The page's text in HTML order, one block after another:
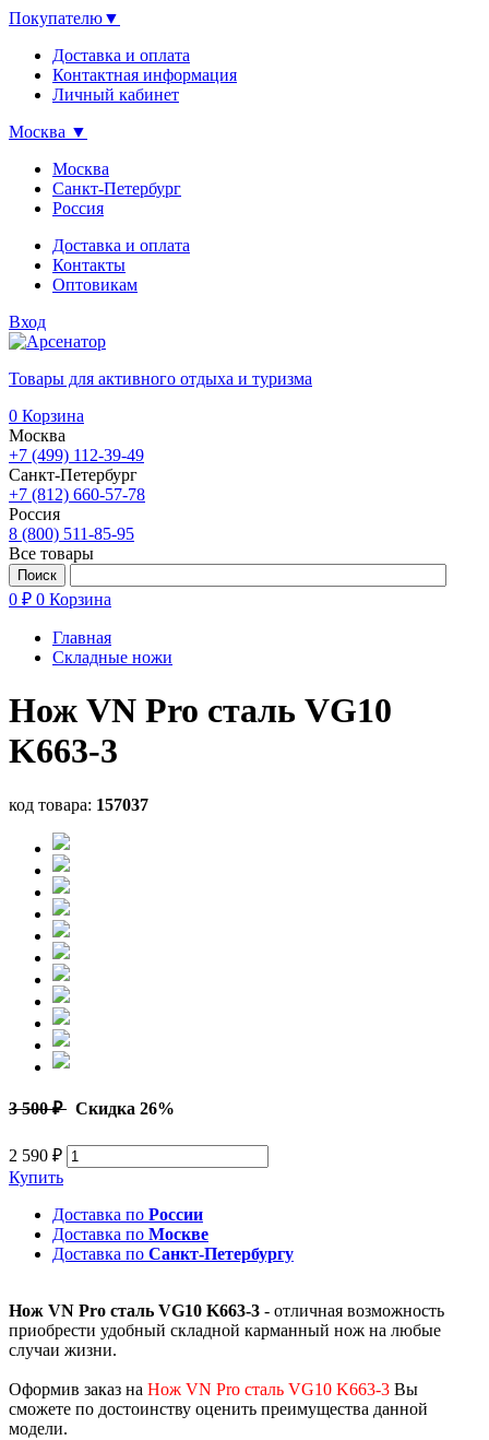
Покупателю▼
Доставка и оплата
Контактная информация
Личный кабинет
Москва ▼
Москва
Санкт-Петербург
Россия
Доставка и оплата
Контакты
Оптовикам
Вход
Товары для активного отдыха и туризма
0 Корзина
Москва
+7 (499) 112-39-49
Санкт-Петербург
+7 (812) 660-57-78
Россия
8 (800) 511-85-95
Все товары
0 ₽ 0 Корзина
Главная
Складные ножи
Нож VN Pro сталь VG10
K663-3
код товара: 157037
3 500 ₽ Скидка 26%
2 590 ₽
Купить
Доставка по России
Доставка по Москве
Доставка по Санкт-Петербургу
Нож VN Pro сталь VG10 K663-3 - отличная возможность
приобрести удобный складной карманный нож на любые
случаи жизни.
Оформив заказ на Нож VN Pro сталь VG10 K663-3 Вы
сможете по достоинству оценить преимущества данной
модели.